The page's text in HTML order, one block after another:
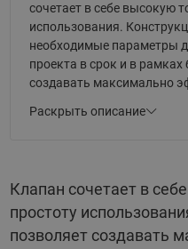
сочетает в себе высокую
использования.
необходимые параметры
проекта в срок и в
создавать максимально
давления поддерживает
постоянный перепад
авторитет и
Раскрыть описание
Клапан сочетает в
простоту
позволяет создавать